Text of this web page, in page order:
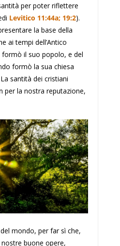
per poter riflettere
Levitico 11:44a; 19:2).
la base della
ai tempi dell’Antico
il suo popolo, e del
formò la sua chiesa
santità dei cristiani
per la nostra reputazione,
mondo, per far sì che,
buone opere,